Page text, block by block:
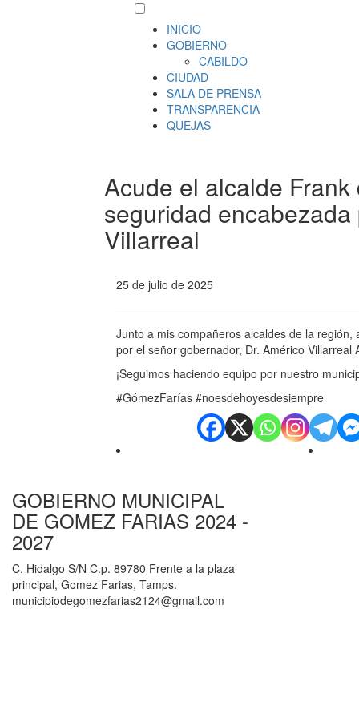
INICIO
GOBIERNO
CABILDO
CIUDAD
SALA DE PRENSA
TRANSPARENCIA
QUEJAS
Acude el alcalde
seguridad
Villarreal
25 de julio de 2025
Junto a mis compañeros alcaldes de la
por el señor gobernador, Dr. Américo Villarreal
¡Seguimos haciendo equipo por nuestro
#GómezFarías #noesdehoyesdesiempre
GOBIERNO MUNICIPAL
DE GOMEZ FARIAS 2024 -
2027
C. Hidalgo S/N C.p. 89780 Frente a la plaza
principal, Gomez Farias, Tamps.
municipiodegomezfarias2124@gmail.com